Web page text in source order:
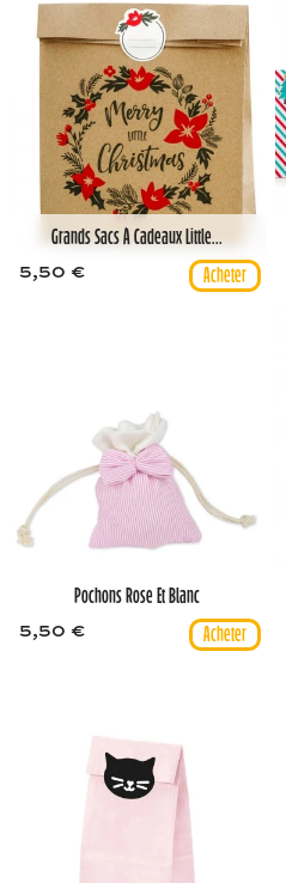
Grands Sacs À Cadeaux Little...
5,50 €
Pochons Rose Et Blanc
5,50 €